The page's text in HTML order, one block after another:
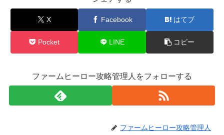
X Facebook はてブ
Pocket LINE コピー
ファームヒーロー攻略管理人をフォローする
ファームヒーロー攻略管理人